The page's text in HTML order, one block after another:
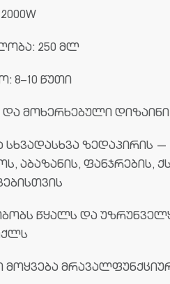
250 მლ
8–10 წუთი
და მოხერხებული დიზაინი
სხვადასხვა ზედაპირის —
აბაზანის, ფანჯრების,
წყალს და
მოყვება